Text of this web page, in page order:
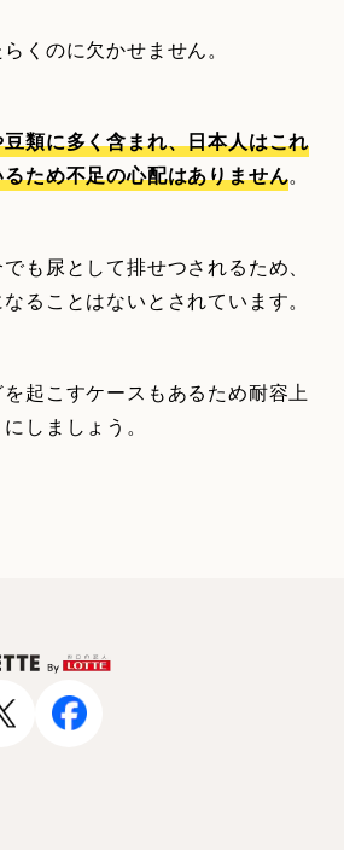
くのに欠かせません。
類に多く含まれ、日本人はこれ
ため不足の心配はありません。
も尿として排せつされるため、
ることはないとされています。
起こすケースもあるため耐容上
しましょう。